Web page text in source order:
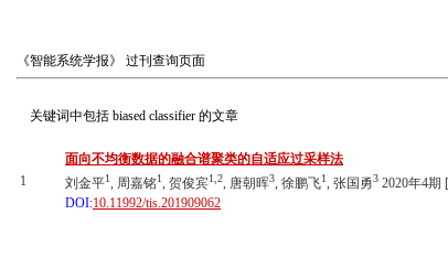
《智能系统学报》 过刊查询页面
关键词中包括 biased classifier 的文章
1
面向不均衡数据的融合谱聚类的自适应过采样法
刘金平1, 周嘉铭1, 贺俊宾1,2, 唐朝晖3, 徐鹏飞1, 张国勇3 2020年4期
DOI:10.11992/tis.201909062